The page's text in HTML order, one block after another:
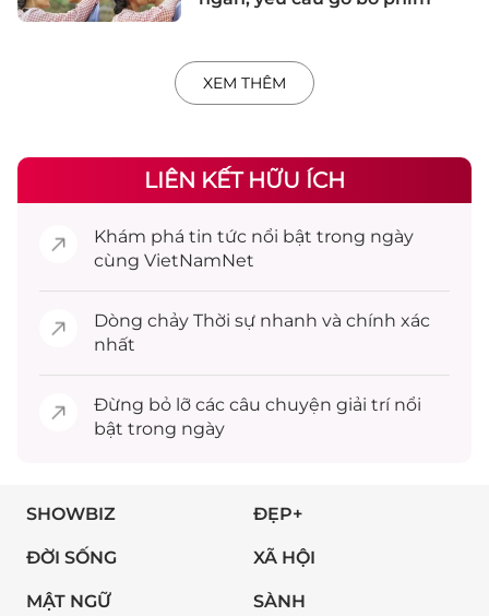
XEM THÊM
LIÊN KẾT HỮU ÍCH
Khám phá tin tức nổi bật trong ngày
cùng VietNamNet
Dòng chảy Thời sự nhanh và chính xác
nhất
Đừng bỏ lỡ các câu chuyện giải trínổi
bật trong ngày
SHOWBIZ ĐẸP+
ĐỜI SỐNG XÃ HỘI
MẬT NGỮ SÀNH